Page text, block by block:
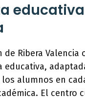
educativa
de Ribera Valencia
educativa,
los alumnos en
El centro